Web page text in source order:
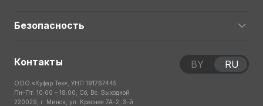
Безопасность
Контакты
ООО «Куфар Тех», УНП 191767445
Пн-Пт: 10:00 – 18:00; Сб, Вс: Выходной
220029, г. Минск, ул. Красная 7А-2, 3-й
BY RU